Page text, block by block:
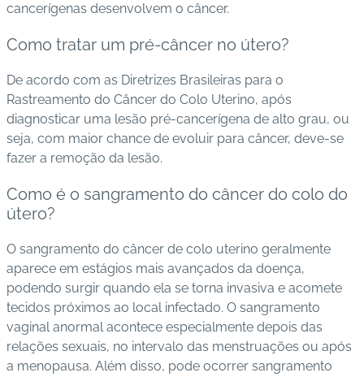
cancerígenas desenvolvem o câncer.
Como tratar um pré-câncer no útero?
De acordo com as Diretrizes Brasileiras para o
Rastreamento do Câncer do Colo Uterino, após
diagnosticar uma lesão pré-cancerígena de alto grau, ou
seja, com maior chance de evoluir para câncer, deve-se
fazer a remoção da lesão.
Como é o sangramento do câncer do colo do
útero?
O sangramento do câncer de colo uterino geralmente
aparece em estágios mais avançados da doença,
podendo surgir quando ela se torna invasiva e acomete
tecidos próximos ao local infectado. O sangramento
vaginal anormal acontece especialmente depois das
relações sexuais, no intervalo das menstruações ou após
a menopausa. Além disso, pode ocorrer sangramento